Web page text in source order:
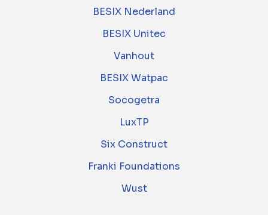
BESIX Nederland
BESIX Unitec
Vanhout
BESIX Watpac
Socogetra
LuxTP
Six Construct
Franki Foundations
Wust